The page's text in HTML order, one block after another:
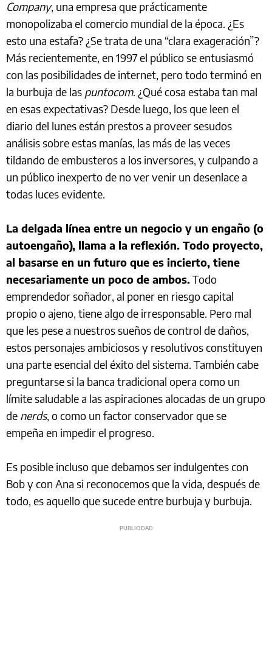
Company, una empresa que prácticamente
monopolizaba el comercio mundial de la época. ¿Es
esto una estafa? ¿Se trata de una “clara exageración”?
Más recientemente, en 1997 el público se entusiasmó
con las posibilidades de internet, pero todo terminó en
la burbuja de las puntocom. ¿Qué cosa estaba tan mal
en esas expectativas? Desde luego, los que leen el
diario del lunes están prestos a proveer sesudos
análisis sobre estas manías, las más de las veces
tildando de embusteros a los inversores, y culpando a
un público inexperto de no ver venir un desenlace a
todas luces evidente.
La delgada línea entre un negocio y un engaño (o
autoengaño), llama a la reflexión. Todo proyecto,
al basarse en un futuro que es incierto, tiene
necesariamente un poco de ambos.Todo
emprendedor soñador, al poner en riesgo capital
propio o ajeno, tiene algo de irresponsable. Pero mal
que les pese a nuestros sueños de control de daños,
estos personajes ambiciosos y resolutivos constituyen
una parte esencial del éxito del sistema. También cabe
preguntarse si la banca tradicional opera como un
límite saludable a las aspiraciones alocadas de un grupo
de nerds, o como un factor conservador que se
empeña en impedir el progreso.
Es posible incluso que debamos ser indulgentes con
Bob y con Ana si reconocemos que la vida, después de
todo, es aquello que sucede entre burbuja y burbuja.